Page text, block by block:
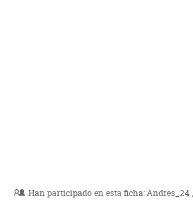
Han participado en esta ficha:Andres_24